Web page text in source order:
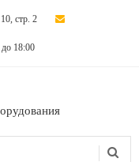
стр. 2
18:00